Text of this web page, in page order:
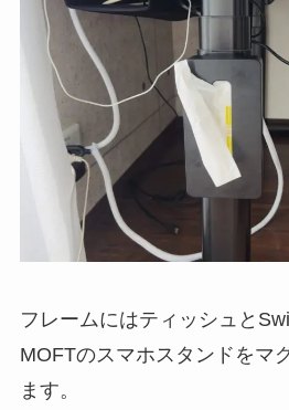
フレームにはティッシュと
MOFTのスマホスタンドをマ
ます。